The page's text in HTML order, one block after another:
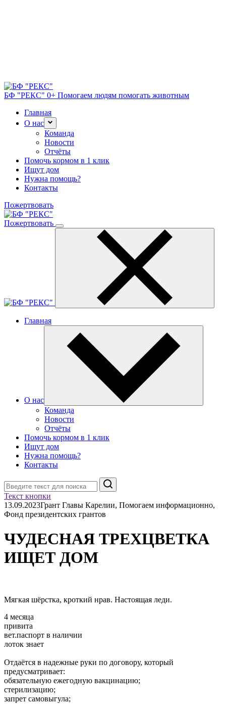
БФ "РЕКС" 0+ Помогаем людям помогать животным
Главная
О нас
Команда
Новости
Отчёты
Помочь кормом в 1 клик
Ищут дом
Нужна помощь?
Контакты
Пожертвовать
Пожертвовать
Главная
О нас
Команда
Новости
Отчёты
Помочь кормом в 1 клик
Ищут дом
Нужна помощь?
Контакты
Поиск
Текст кнопки
13.09.2023Грант Главы Карелии, Помогаем информационно,
Фонд президентских грантов
ЧУДЕСНАЯ ТРЕХЦВЕТКА
ИЩЕТ ДОМ
Мягкая шёрстка, кроткий нрав. Настоящая леди.
4 месяца
привита
вет.паспорт в наличии
лоток знает
Отдаётся в надежные руки по договору, который
предусматривает:
обязательную ежегодную вакцинацию;
стерилизацию;
запрет самовыгула;